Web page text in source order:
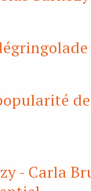
- Carla